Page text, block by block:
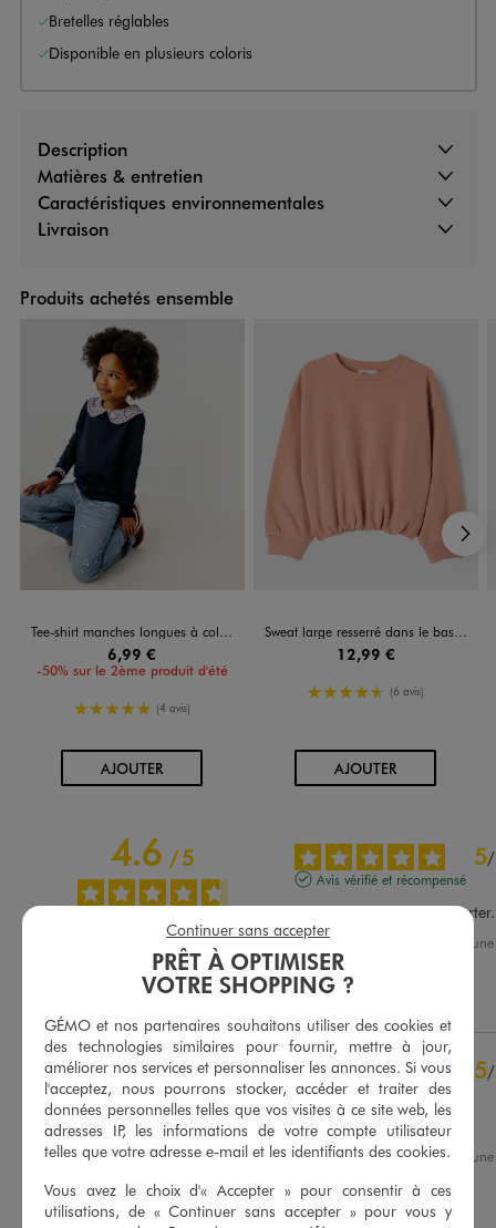
Bretelles réglables
Disponible en plusieurs coloris
Description
Matières & entretien
Caractéristiques environnementales
Livraison
Produits achetés ensemble
Tee-shirt manches longues à col Claudine fleuri fille
6,99 €
-50% sur le 2ème produit d'été
5/5 de moyenne
(4 avis)
AJOUTERAU PANIER
Sweat large resserré dans le bas fille
12,99 €
4.5/5 de moyenne
(6 avis)
AJOUTERAU PANIER
4.6/5
avis soumis à un
contrôle
5étoiles
30
4étoiles
4
3étoiles
1
2étoiles
1
1 étoile 1
Trier les avis
5/
Avis vérifié et récompensé
Très jolie et agréable à porter.
Avis du
, suite à
23/06/2026
Utile (0)
5/
Avis vérifié et récompensé
Très jolie
Avis du01/07/2026 , suite à
Utile(0) Signaler
PRÊT À OPTIMISER
VOTRE SHOPPING ?
GÉMO et nos partenaires souhaitons utiliser des cookies et
des technologies similaires pour fournir, mettre à jour,
améliorer nos services et personnaliser les annonces. Si vous
l'acceptez, nous pourrons stocker, accéder et traiter des
données personnelles telles que vos visites à ce site web, les
adresses IP, les informations de votre compte utilisateur
telles que votre adresse e-mail et les identifiants des cookies.
Vous avez le choix d'« Accepter » pour consentir à ces
utilisations, de « Continuer sans accepter » pour vous y
Continuer sans accepter